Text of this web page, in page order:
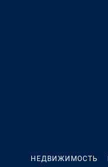
НЕДВИЖИМОСТЬ